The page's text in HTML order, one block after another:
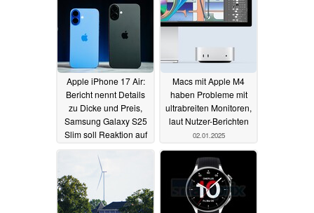
Apple iPhone 17 Air:
Bericht nennt Details
zu Dicke und Preis,
Samsung Galaxy S25
Slim soll Reaktion auf
Gerüchte sein
03.01.2025
Macs mit Apple M4
haben Probleme mit
ultrabreiten Monitoren,
laut Nutzer-Berichten
02.01.2025